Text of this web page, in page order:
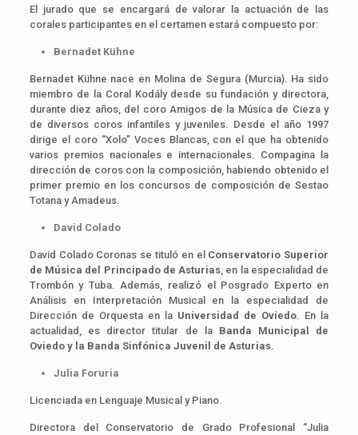
El jurado que se encargará de valorar la actuación de las
corales participantes en el certamen estará compuesto por:
Bernadet Kühne
Bernadet Kühne nace en Molina de Segura (Murcia). Ha sido
miembro de la Coral Kodály desde su fundación y directora,
durante diez años, del coro Amigos de la Música de Cieza y
de diversos coros infantiles y juveniles. Desde el año 1997
dirige el coro “Xolo” Voces Blancas, con el que ha obtenido
varios premios nacionales e internacionales. Compagina la
dirección de coros con la composición, habiendo obtenido el
primer premio en los concursos de composición de Sestao
Totana y Amadeus.
David Colado
David Colado Coronas se tituló en el Conservatorio Superior
de Música del Principado de Asturias , en la especialidad de
Trombón y Tuba. Además, realizó el Posgrado Experto en
Análisis en Interpretación Musical en la especialidad de
Dirección de Orquesta en la Universidad de Oviedo . En la
actualidad, es director titular de la Banda Municipal de
Oviedo y la Banda Sinfónica Juvenil de Asturias.
Julia Foruria
Licenciada en Lenguaje Musical y Piano.
Directora del Conservatorio de Grado Profesional “Julia